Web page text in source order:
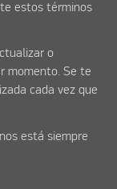
estos términos
o
momento. Se te
cada vez que
está siempre